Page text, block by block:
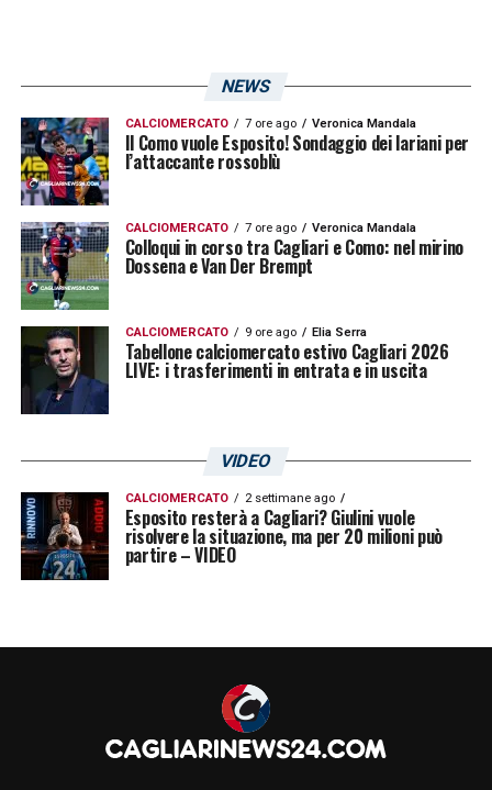
LA PLAYLIST DELLE NOSTRE TOP NEWS
NEWS
CALCIOMERCATO 7 ore ago Veronica Mandala
Il Como vuole Esposito! Sondaggio dei lariani per
l’attaccante rossoblù
CALCIOMERCATO 7 ore ago Veronica Mandala
Colloqui in corso tra Cagliari e Como: nel mirino
Dossena e Van Der Brempt
CALCIOMERCATO 9 ore ago Elia Serra
Tabellone calciomercato estivo Cagliari 2026
LIVE: i trasferimenti in entrata e in uscita
VIDEO
CALCIOMERCATO 2 settimane ago
Esposito resterà a Cagliari? Giulini vuole
risolvere la situazione, ma per 20 milioni può
partire – VIDEO